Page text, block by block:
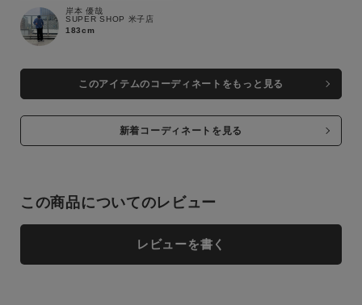
岸本 優哉
SUPER SHOP 米子店
183cm
このアイテムのコーディネートをもっと見る
新着コーディネートを見る
この商品についてのレビュー
レビューを書く